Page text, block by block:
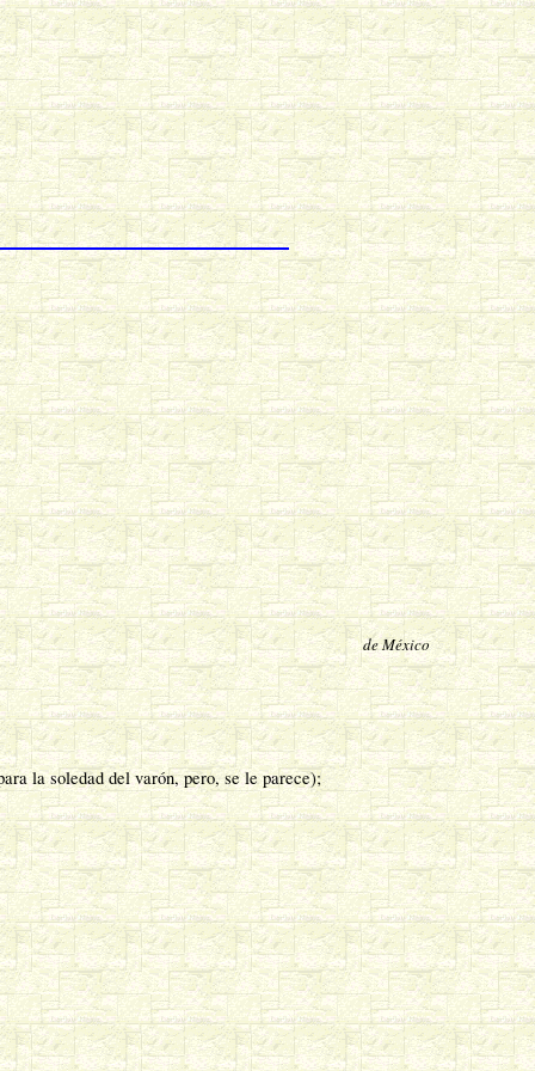
de México
la soledad del varón, pero, se le parece);